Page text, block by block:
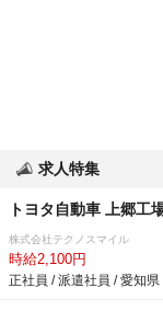
求人特集
トヨタ自動車 上郷工
株式会社テクノスマイル
時給2,100円
正社員 / 派遣社員 / 愛知県